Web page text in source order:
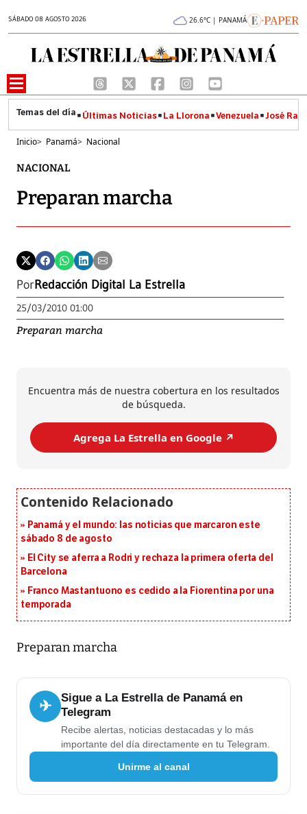
SÁBADO 08 AGOSTO 2026 26.6°C | PANAMÁ
Últimas Noticias La Llorona Venezuela José
Inicio> Panamá> Nacional
NACIONAL
Preparan marcha
PorRedacción Digital La Estrella
25/03/2010 01:00
Preparan marcha
Encuentra más de nuestra cobertura en los resultados
de búsqueda.
Agrega La Estrella en Google ↗️
Panamá y el mundo: las noticias que marcaron este
sábado 8 de agosto
El City se aferra a Rodri y rechaza la primera oferta del
Barcelona
Franco Mastantuono es cedido a la Fiorentina por una
temporada
Preparan marcha
✈
Sigue a La Estrella de Panamá en
Telegram
Recibe alertas, noticias destacadas y lo más
importante del día directamente en tu Telegram.
Unirme al canal